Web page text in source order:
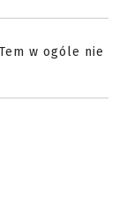
w ogóle nie